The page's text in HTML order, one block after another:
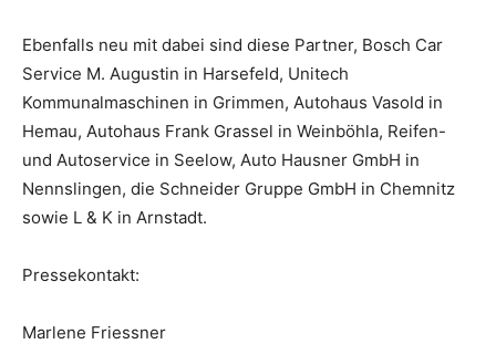
Ebenfalls neu mit dabei sind diese Partner, Bosch Car
Service M. Augustin in Harsefeld, Unitech
Kommunalmaschinen in Grimmen, Autohaus Vasold in
Hemau, Autohaus Frank Grassel in Weinböhla, Reifen-
und Autoservice in Seelow, Auto Hausner GmbH in
Nennslingen, die Schneider Gruppe GmbH in Chemnitz
sowie L & K in Arnstadt.
Pressekontakt:
Marlene Friessner